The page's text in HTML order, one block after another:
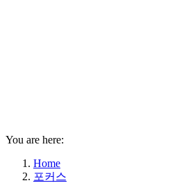
You are here:
Home
포커스